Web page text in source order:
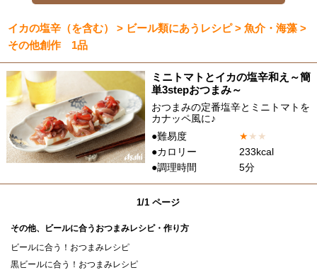
イカの塩辛（を含む） > ビール類にあうレシピ > 魚介・海藻 >
その他創作 1品
ミニトマトとイカの塩辛和え～簡
単3stepおつまみ～
おつまみの定番塩辛とミニトマトを
カナッペ風に♪
●難易度
★★ ★
●カロリー
233kcal
●調理時間
5分
1/1 ページ
その他、ビールに合うおつまみレシピ・作り方
ビールに合う！おつまみレシピ
黒ビールに合う！おつまみレシピ